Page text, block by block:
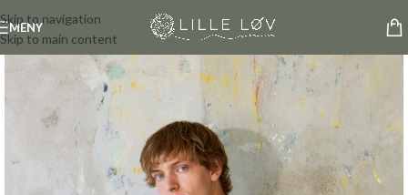
Skip to navigation
Skip to main content
MENY